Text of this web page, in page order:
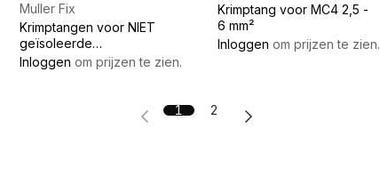
Muller Fix
Krimptangen voor NIET
geïsoleerde
kabelschoenen 10 - 95
Inloggen om prijzen te zien.
Krimptang voor MC4 2,5 -
6 mm²
Inloggen om prijzen te zien.
1 2